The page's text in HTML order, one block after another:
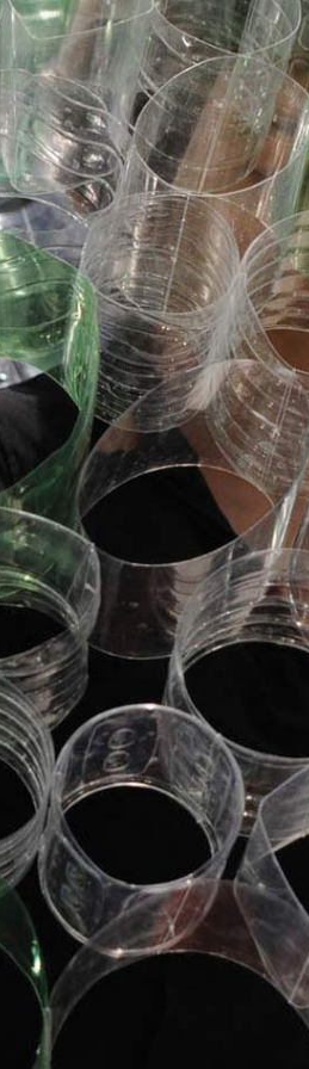
clipping novidades agenda